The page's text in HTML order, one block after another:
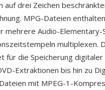
auf drei Zeichen
MPG-Dateien
mehrere Audio-
multiplexen.
die Speicherung digitaler
Extraktionen bis hin zu
mit MPEG-1-